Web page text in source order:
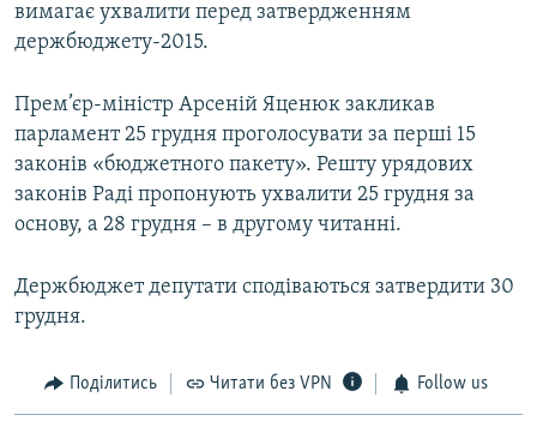
вимагає ухвалити перед затвердженням
держбюджету-2015.
Прем’єр-міністр Арсеній Яценюк закликав
парламент 25 грудня проголосувати за перші 15
законів «бюджетного пакету». Решту урядових
законів Раді пропонують ухвалити 25 грудня за
основу, а 28 грудня – в другому читанні.
Держбюджет депутати сподіваються затвердити 30
грудня.
Поділитись Читати без VPN Follow us